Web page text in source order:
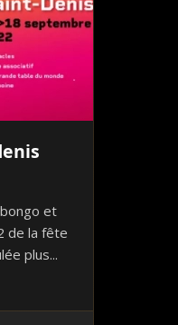
et
de la fête
plus...